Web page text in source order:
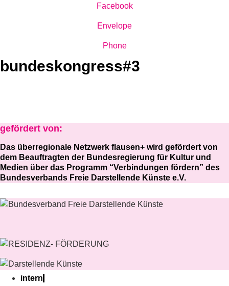
Facebook
Envelope
Phone
bundeskongress#3
gefördert von:
Das überregionale Netzwerk flausen+ wird gefördert von
dem Beauftragten der Bundesregierung für Kultur und
Medien über das Programm “Verbindungen fördern” des
Bundesverbands Freie Darstellende Künste e.V.
intern